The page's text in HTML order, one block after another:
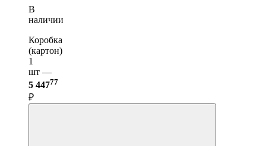
В
наличии
Коробка
(картон)
1
шт —
5 44777
₽